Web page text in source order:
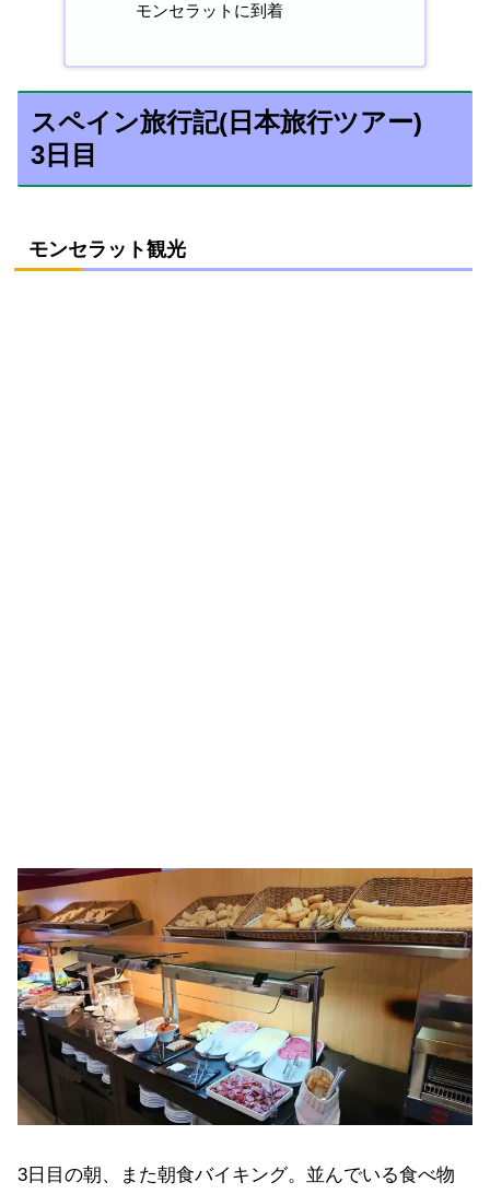
モンセラットに到着
スペイン旅行記(日本旅行ツアー)
3日目
モンセラット観光
3日目の朝、また朝食バイキング。並んでいる食べ物